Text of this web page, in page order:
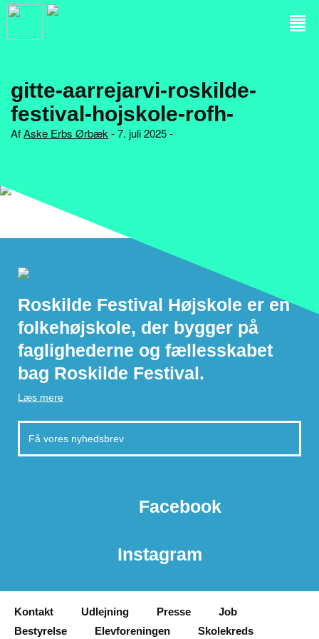
gitte-aarrejarvi-roskilde-
festival-hojskole-rofh-
AfAske Erbs Ørbæk - 7. juli 2025 -
Roskilde Festival Højskole er en
folkehøjskole, der bygger på
faglighederne og fællesskabet
bag Roskilde Festival.
Læs mere
Facebook
Instagram
Kontakt Udlejning Presse
Job
Bestyrelse
Elevforeningen Skolekreds